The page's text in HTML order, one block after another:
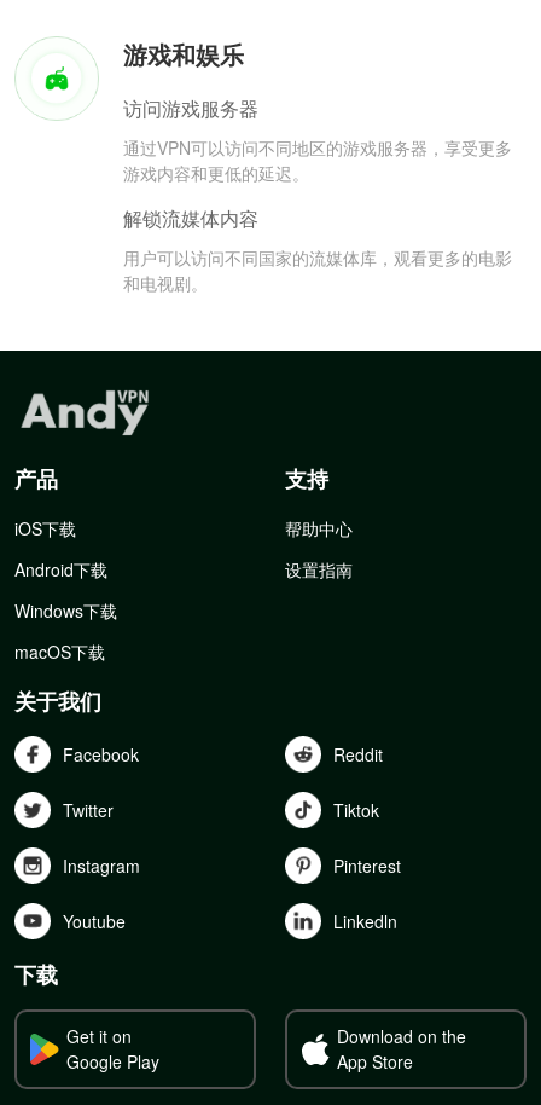
游戏和娱乐
访问游戏服务器
通过VPN可以访问不同地区的游戏服务器，享受更多
游戏内容和更低的延迟。
解锁流媒体内容
用户可以访问不同国家的流媒体库，观看更多的电影
和电视剧。
产品
iOS下载
Android下载
Windows下载
macOS下载
支持
帮助中心
设置指南
关于我们
Facebook Reddit
Twitter Tiktok
Instagram Pinterest
Youtube Linkedln
下载
Get it on
Google Play
Download on the
App Store